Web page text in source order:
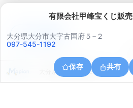
有限会社甲峰宝くじ販
大分県大分市大字古国府５−２
097-545-1192
保存 共有
大分県大分市花園３丁目４
アプリで見る